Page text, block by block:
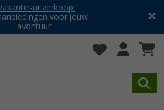
uitverkoop:
voor jouw
avontuur!